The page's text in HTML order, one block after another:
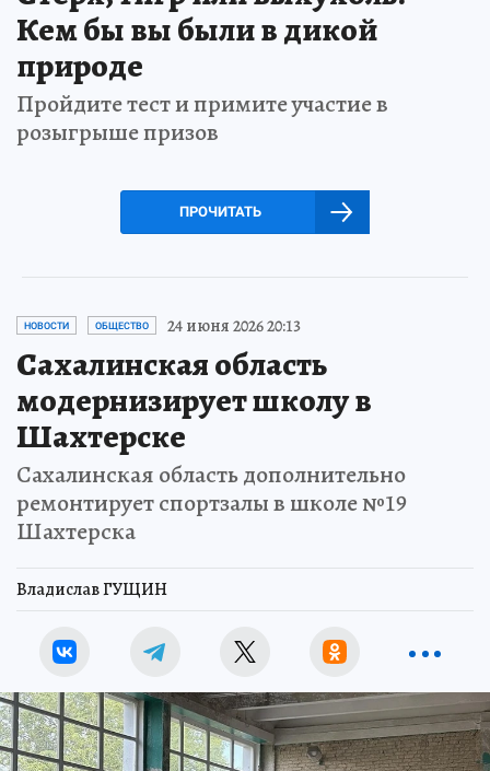
Кем бы вы были в дикой
природе
Пройдите тест и примите участие в
розыгрыше призов
ПРОЧИТАТЬ
НОВОСТИ ОБЩЕСТВО 24 июня 2026 20:13
Сахалинская область
модернизирует школу в
Шахтерске
Сахалинская область дополнительно
ремонтирует спортзалы в школе №19
Шахтерска
Владислав ГУЩИН